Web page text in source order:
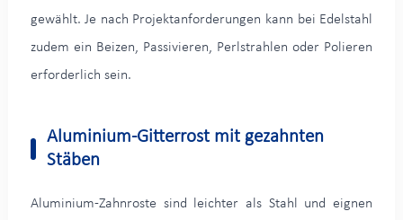
gewählt. Je nach Projektanforderungen kann bei Edelstahl
zudem ein Beizen, Passivieren, Perlstrahlen oder Polieren
erforderlich sein.
Aluminium-Gitterrost mit gezahnten
Stäben
Aluminium-Zahnroste sind leichter als Stahl und eignen